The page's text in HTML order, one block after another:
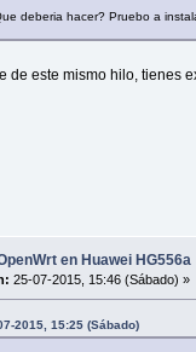
deberia hacer? Pruebo a
de este mismo hilo, tienes
en Huawei HG556a
25-07-2015, 15:46 (Sábado) »
2015, 15:25 (Sábado)